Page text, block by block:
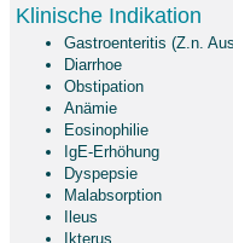
Klinische Indikation
Gastroenteritis (Z.n.
Diarrhoe
Obstipation
Anämie
Eosinophilie
IgE-Erhöhung
Dyspepsie
Malabsorption
Ileus
Ikterus